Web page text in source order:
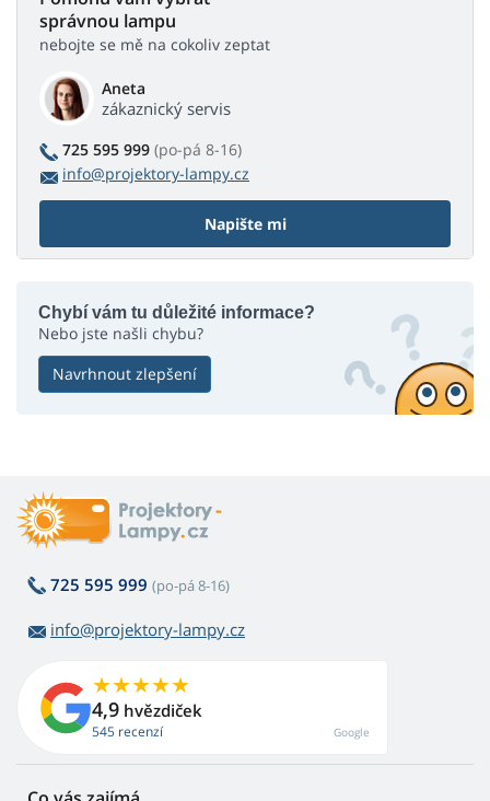
správnou lampu
nebojte se mě na cokoliv zeptat
Aneta
zákaznický servis
725 595 999 (po-pá 8-16)
info@projektory-lampy.cz
Napište mi
Chybí vám tu důležité informace?
Nebo jste našli chybu?
Navrhnout zlepšení
725 595 999 (po-pá 8-16)
info@projektory-lampy.cz
4,9 hvězdiček
545 recenzí Google